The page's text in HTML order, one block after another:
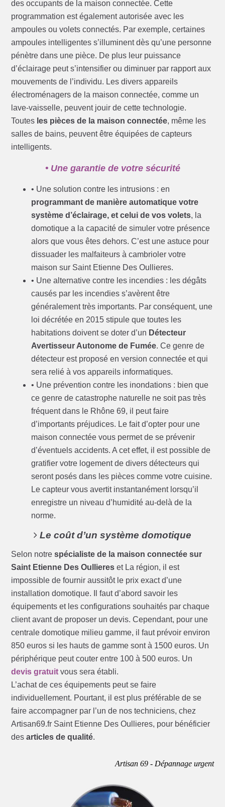
des occupants de la maison connectée. Cette
programmation est également autorisée avec les
ampoules ou volets connectés. Par exemple, certaines
ampoules intelligentes s’illuminent dès qu’une personne
pénètre dans une pièce. De plus leur puissance
d’éclairage peut s’intensifier ou diminuer par rapport aux
mouvements de l’individu. Les divers appareils
électroménagers de la maison connectée, comme un
lave-vaisselle, peuvent jouir de cette technologie.
Toutes les pièces de la maison connectée, même les
salles de bains, peuvent être équipées de capteurs
intelligents.
• Une garantie de votre sécurité
• Une solution contre les intrusions : en
programmant de manière automatique votre
système d’éclairage, et celui de vos volets, la
domotique a la capacité de simuler votre présence
alors que vous êtes dehors. C’est une astuce pour
dissuader les malfaiteurs à cambrioler votre
maison sur Saint Etienne Des Oullieres.
• Une alternative contre les incendies : les dégâts
causés par les incendies s’avèrent être
généralement très importants. Par conséquent, une
loi décrétée en 2015 stipule que toutes les
habitations doivent se doter d’un Détecteur
Avertisseur Autonome de Fumée. Ce genre de
détecteur est proposé en version connectée et qui
sera relié à vos appareils informatiques.
• Une prévention contre les inondations : bien que
ce genre de catastrophe naturelle ne soit pas très
fréquent dans le Rhône 69, il peut faire
d’importants préjudices. Le fait d’opter pour une
maison connectée vous permet de se prévenir
d’éventuels accidents. A cet effet, il est possible de
gratifier votre logement de divers détecteurs qui
seront posés dans les pièces comme votre cuisine.
Le capteur vous avertit instantanément lorsqu’il
enregistre un niveau d’humidité au-delà de la
norme.
Le coût d’un système domotique
Selon notrespécialiste de la maison connectée sur
Saint Etienne Des Oullieres et La région, il est
impossible de fournir aussitôt le prix exact d’une
installation domotique. Il faut d’abord savoir les
équipements et les configurations souhaités par chaque
client avant de proposer un devis. Cependant, pour une
centrale domotique milieu gamme, il faut prévoir environ
850 euros si les hauts de gamme sont à 1500 euros. Un
périphérique peut couter entre 100 à 500 euros. Un
devis gratuit vous sera établi.
L’achat de ces équipements peut se faire
individuellement. Pourtant, il est plus préférable de se
faire accompagner par l’un de nos techniciens, chez
Artisan69.fr Saint Etienne Des Oullieres, pour bénéficier
desarticles de qualité.
Artisan 69 - Dépannage urgent